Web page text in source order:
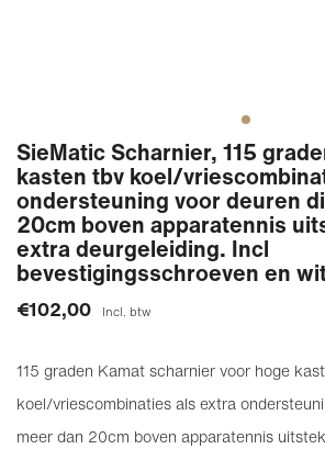
SieMatic Scharnier, 115
kasten tbv koel/
ondersteuning voor deuren
20cm boven apparatennis
extra deurgeleiding. Incl
bevestigingsschroeven en
€102,00 Incl. btw
115 graden Kamat scharnier voor hoge
koel/vriescombinaties als extra
meer dan 20cm boven apparatennis